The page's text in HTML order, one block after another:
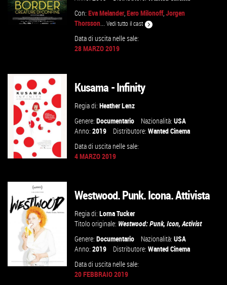
VAI ALLA SCHEDA
Con:Eva Melander,Eero Milonoff,Jorgen
Thorsson ...Vedi tutto il cast
Data di uscita nelle sale:
28 MARZO 2019
GUARDA IL TRAILER
VAI ALLA SCHEDA
Kusama - Infinity
Regia di:Heather Lenz
Genere:Documentario Nazionalità:USA
Anno:2019 Distributore:Wanted Cinema
Data di uscita nelle sale:
4 MARZO 2019
Westwood. Punk. Icona. Attivista
Regia di:Lorna Tucker
Titolo originale: Westwood: Punk, Icon, Activist
Genere:Documentario Nazionalità:USA
Anno:2019 Distributore:Wanted Cinema
Data di uscita nelle sale:
20 FEBBRAIO 2019